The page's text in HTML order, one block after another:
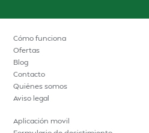
Cómo funciona
Ofertas
Blog
Contacto
Quiénes somos
Aviso legal
Aplicación movil